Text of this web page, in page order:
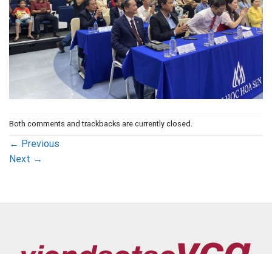
Both comments and trackbacks are currently closed.
← Previous
Next →